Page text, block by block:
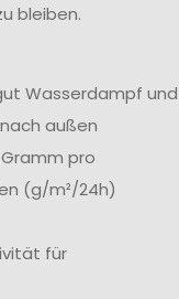
bleiben.
Wasserdampf und
außen
pro
(g/m²/24h)
für